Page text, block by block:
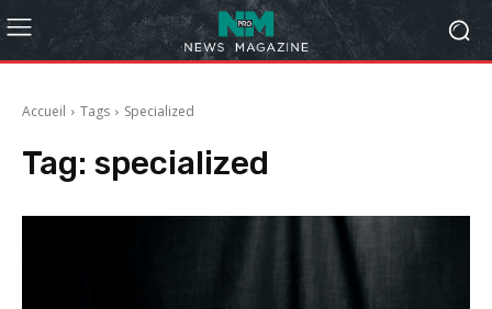
Accueil Tags Specialized
Tag: specialized